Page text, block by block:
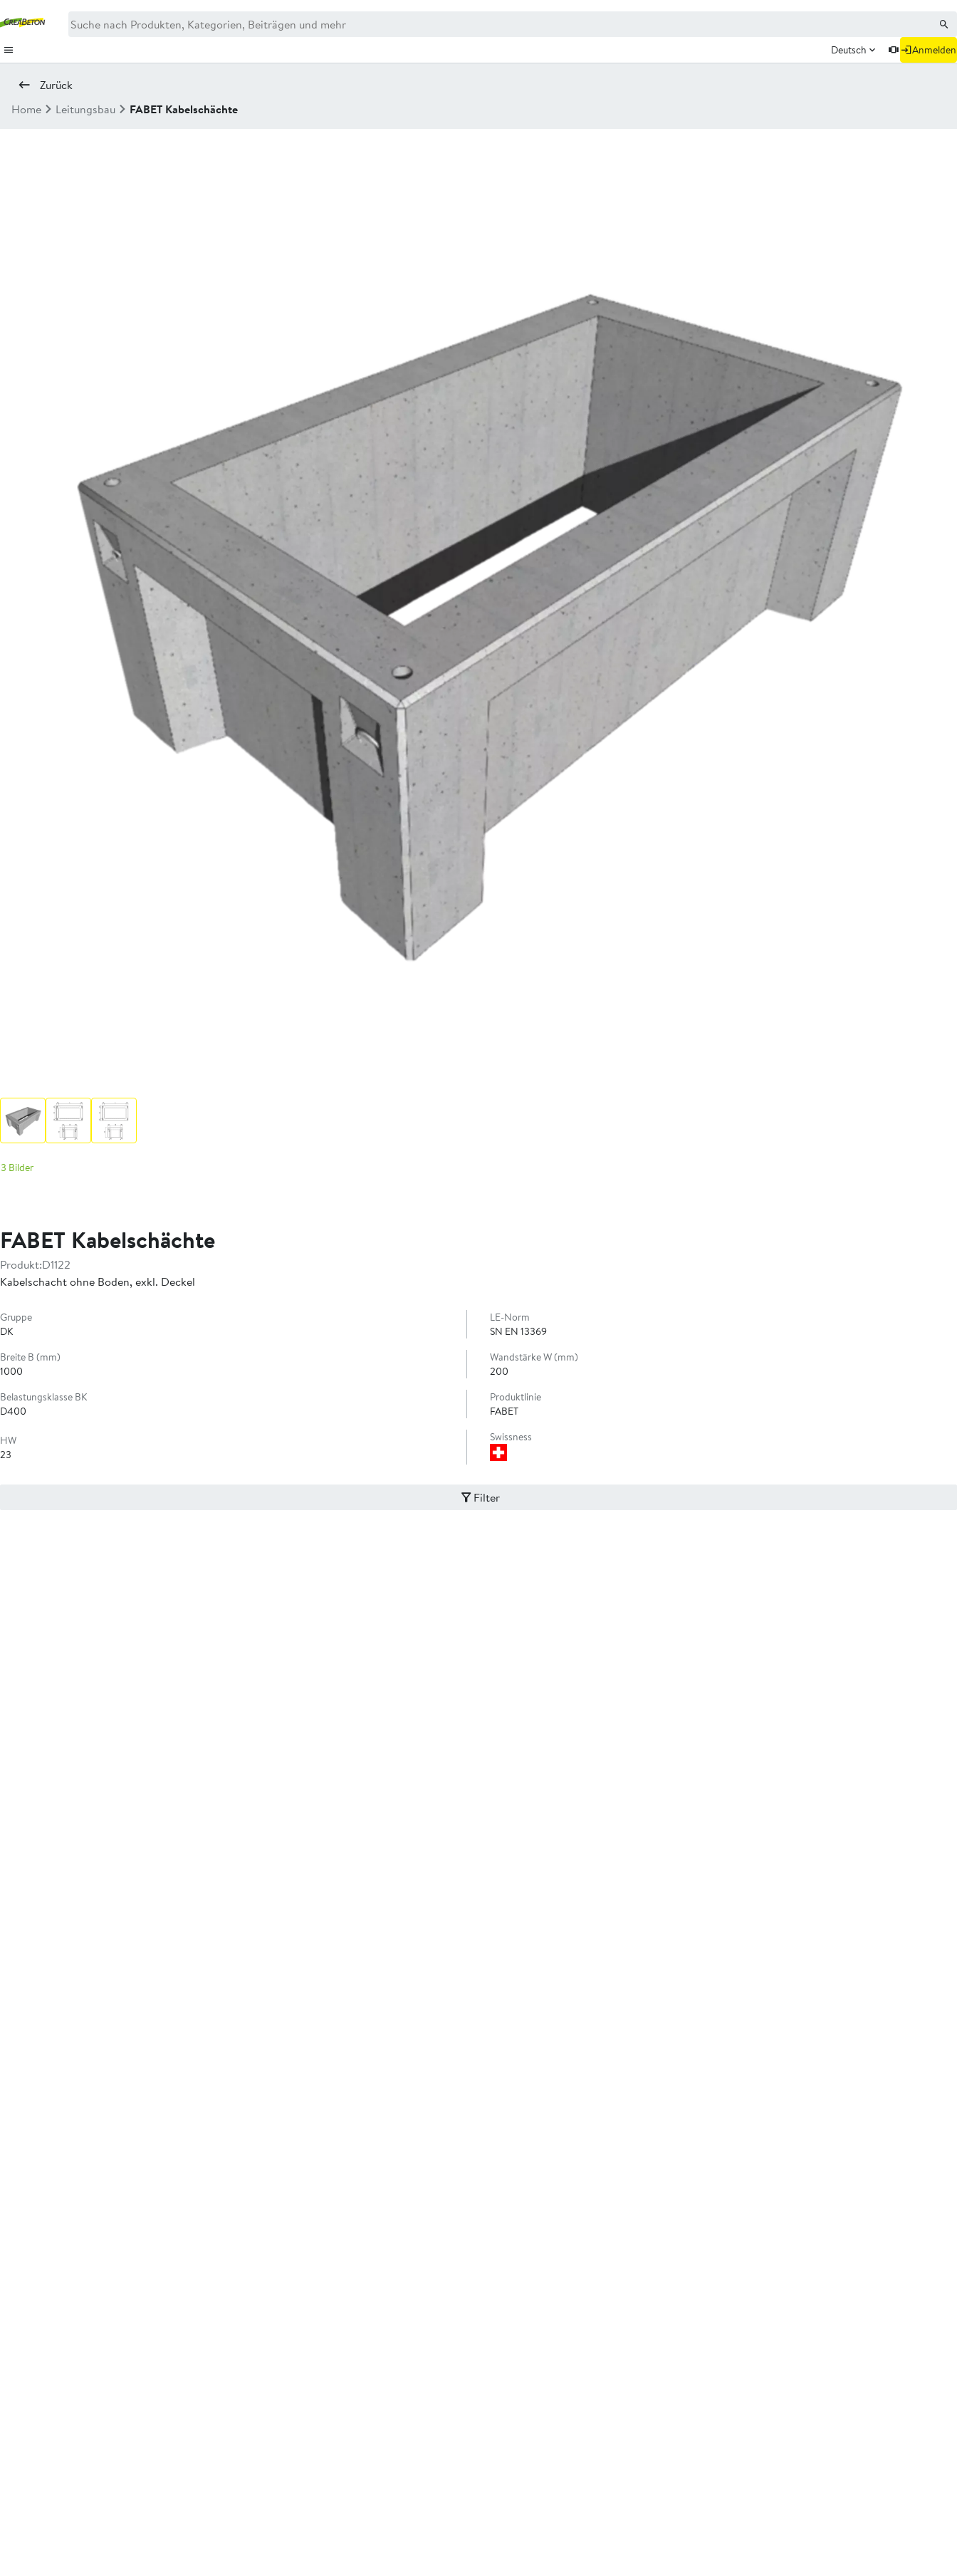
Deutsch Anmelden
Zurück
Home
Leitungsbau FABET Kabelschächte
3 Bilder
FABET Kabelschächte
Produkt:D1122
Kabelschacht ohne Boden, exkl. Deckel
Gruppe
DK
LE-Norm
SN EN 13369
Breite B (mm)
1000
Wandstärke W (mm)
200
Belastungsklasse BK
D400
Produktlinie
FABET
HW
23
Swissness
Filter